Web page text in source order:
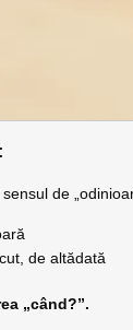
de
de altădată
„când?”.